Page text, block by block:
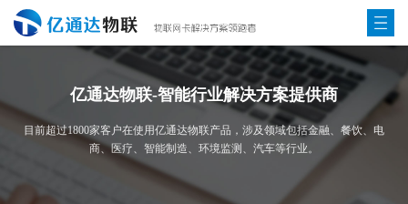
亿通达物联-智能行业解决方案提供商
目前超过1800家客户在使用亿通达物联产品，涉及领域包括金融、餐饮、电
商、医疗、智能制造、环境监测、汽车等行业。